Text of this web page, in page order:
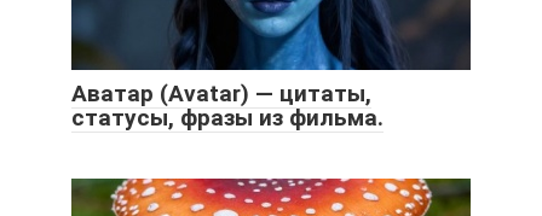
Аватар (Avatar) — цитаты,
статусы, фразы из фильма.